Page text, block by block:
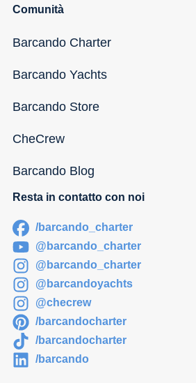
Comunità
Barcando Charter
Barcando Yachts
Barcando Store
CheCrew
Barcando Blog
Resta in contatto con noi
/barcando_charter
@barcando_charter
@barcando_charter
@barcandoyachts
@checrew
/barcandocharter
/barcandocharter
/barcando